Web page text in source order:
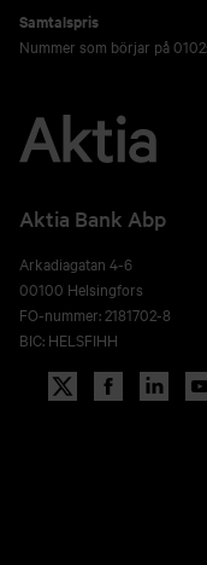
Samtalspris
Nummer som börjar på
Aktia Bank Abp
Arkadiagatan 4-6
00100 Helsingfors
FO-nummer: 2181702-8
BIC: HELSFIHH